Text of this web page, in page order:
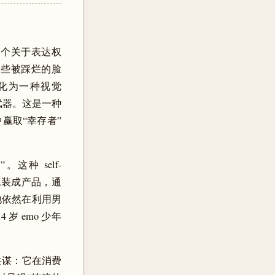
关于表达权
被踩烂的脸
为一种视觉
。这是一种
取“幸存者”
。这种 self-
成产品，通
然在利用男
岁 emo 少年
：它在消费